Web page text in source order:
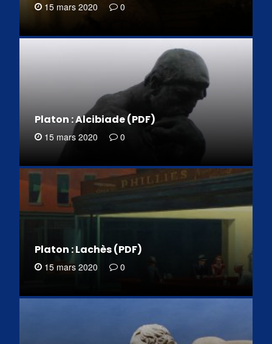
15 mars 2020 0
Platon : Alcibiade (PDF)
15 mars 2020 0
Platon : Lachès (PDF)
15 mars 2020 0